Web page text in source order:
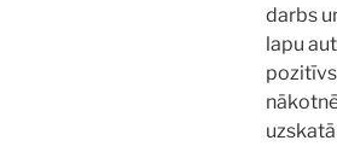
darbs
lapu